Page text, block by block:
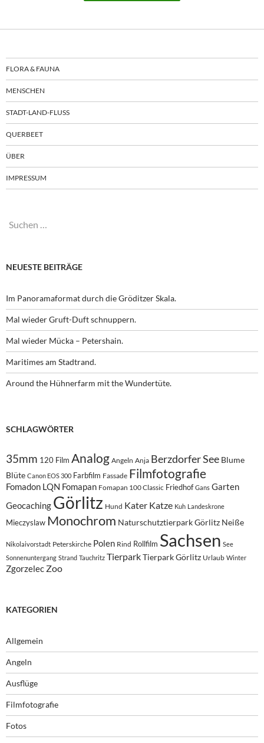
FLORA & FAUNA
MENSCHEN
STADT-LAND-FLUSS
QUERBEET
ÜBER
IMPRESSUM
Suchen
NEUESTE BEITRÄGE
Im Panoramaformat durch die Gröditzer Skala.
Mal wieder Gruft-Duft schnuppern.
Mal wieder Mücka – Petershain.
Maritimes am Stadtrand.
Around the Hühnerfarm mit the Wundertüte.
SCHLAGWÖRTER
35mm 120 Film Analog Angeln Anja Berzdorfer See Blume
Blüte Canon EOS 300 Farbfilm Fassade Filmfotografie
Fomadon LQN Fomapan Fomapan 100 Classic Friedhof Gans Garten
Geocaching Görlitz Hund Kater Katze Kuh Landeskrone
Mieczyslaw Monochrom Naturschutztierpark Görlitz Neiße
Nikolaivorstadt Peterskirche Polen Rind Rollfilm Sachsen See
Sonnenuntergang Strand Tauchritz TierparkTierpark Görlitz Urlaub Winter
Zgorzelec Zoo
KATEGORIEN
Allgemein
Angeln
Ausflüge
Filmfotografie
Fotos